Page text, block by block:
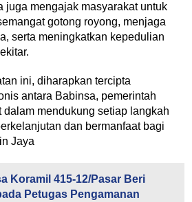
juga mengajak masyarakat untuk
gotong royong, menjaga
serta meningkatkan kepedulian
ini, diharapkan tercipta
antara Babinsa, pemerintah
dalam mendukung setiap langkah
dan bermanfaat bagi
Jaya
Koramil 415-12/Pasar Beri
Petugas Pengamanan